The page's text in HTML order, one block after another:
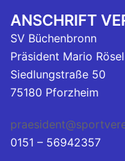
ANSCHRIFT
SV Büchenbronn
Präsident Mario
Siedlungstraße 50
75180 Pforzheim
0151 – 56942357